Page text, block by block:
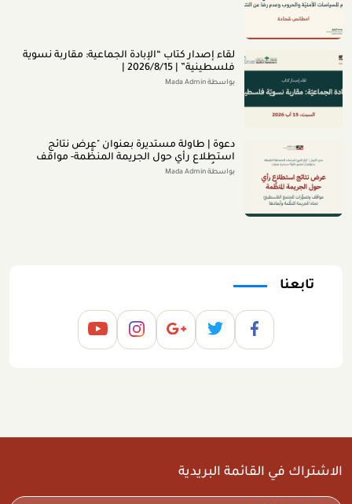
لقاء إصدار كتاب “اﻹﺑﺎدةّ اﻟﺠﻤﺎﻋﻴﺔ: ﻣﻘﺎرﺑﺔ ﻧﺴﻮﻳﺔ
ﻓﻠﺴﻄﻴﻨﻴﺔ” | 2026/8/15 |
بواسطة Mada Admin
دعوة | طاولة مستديرة بعنوان "عرض نتائج
استطلاع رأي حول الجريمة المنظَّمة- مواقف
وتصوُّرات المجتمع الفلسطينيّ تجاه الجريمة
بواسطة Mada Admin
تابعنا
الاشتراك في القائمة البريدية